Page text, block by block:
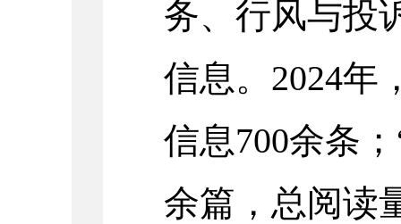
务、行风与投
信息。2024年
信息700余条
余篇，总阅读